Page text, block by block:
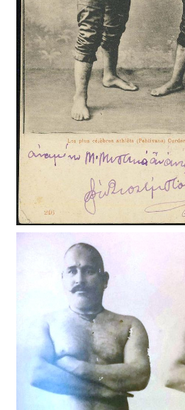
KURTDERELİ MEHMET-ADALI HALİL